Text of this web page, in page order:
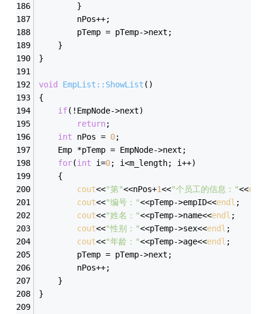
		}
		nPos++;
		pTemp = pTemp->next;
	}
}
void EmpList::ShowList ()
{
if(!EmpNode->next)
return;
int nPos = 0;
	Emp *pTemp = EmpNode->next;
for(int i=0; i<m_length; i++)
	{
cout<<"第"<<nPos+1<<"个员工的信息："<<
cout<<"编号："<<pTemp->empID<<endl ;
cout<<"姓名："<<pTemp->name<<endl ;
cout<<"性别："<<pTemp->sex<<endl ;
cout<<"年龄："<<pTemp->age<<endl ;
		pTemp = pTemp->next;
		nPos++;
	}
}